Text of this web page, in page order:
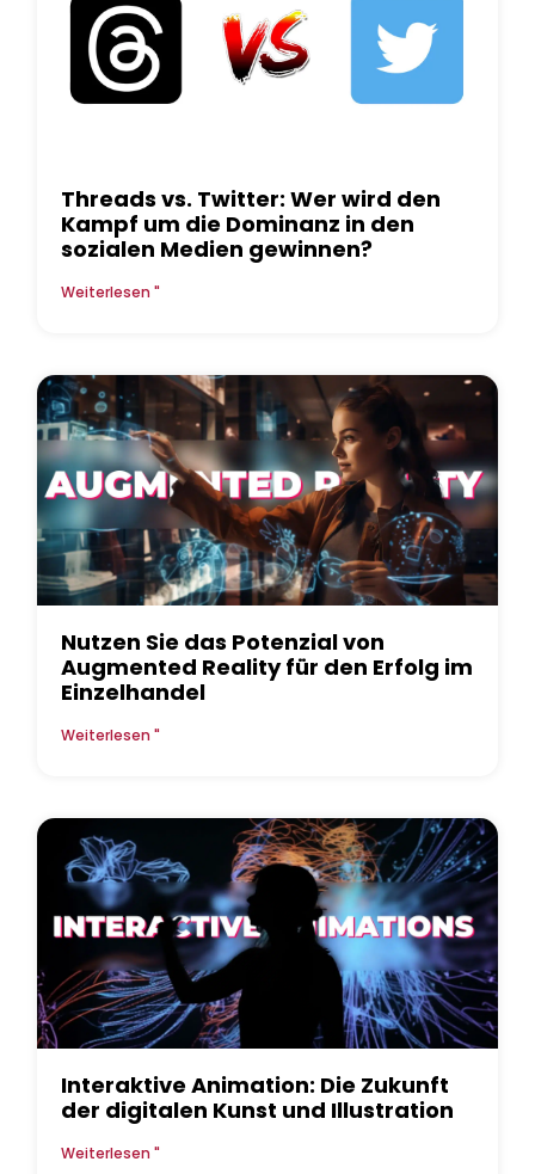
Threads vs. Twitter: Wer wird den
Kampf um die Dominanz in den
sozialen Medien gewinnen?
Weiterlesen "
Nutzen Sie das Potenzial von
Augmented Reality für den Erfolg im
Einzelhandel
Weiterlesen "
Interaktive Animation: Die Zukunft
der digitalen Kunst und Illustration
Weiterlesen "